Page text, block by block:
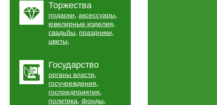
Торжества
подарки, аксессуары,
ювелирные изделия,
свадьбы, праздники,
цветы,
Государство
органы власти,
госучреждения,
госпредприятия,
политика, фонды,